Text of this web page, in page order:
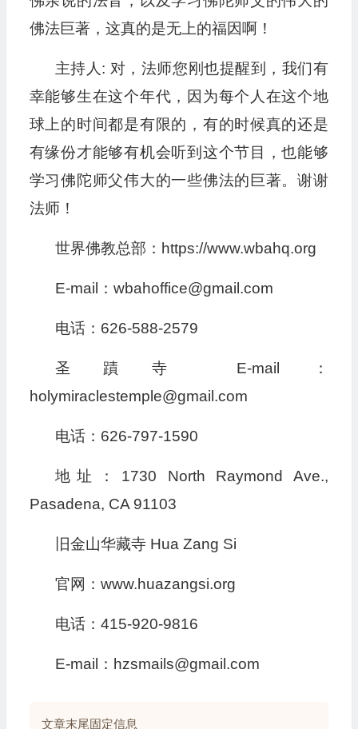
佛法巨著，这真的是无上的福因啊！
主持人: 对，法师您刚也提醒到，我们有
幸能够生在这个年代，因为每个人在这个地
球上的时间都是有限的，有的时候真的还是
有缘份才能够有机会听到这个节目，也能够
学习佛陀师父伟大的一些佛法的巨著。谢谢
法师！
世界佛教总部：https://www.wbahq.org
E-mail：wbahoffice@gmail.com
电话：626-588-2579
圣蹟寺 E-mail：
holymiraclestemple@gmail.com
电话：626-797-1590
地址：1730 North Raymond Ave.,
Pasadena, CA 91103
旧金山华藏寺 Hua Zang Si
官网：www.huazangsi.org
电话：415-920-9816
E-mail：hzsmails@gmail.com
文章末尾固定信息